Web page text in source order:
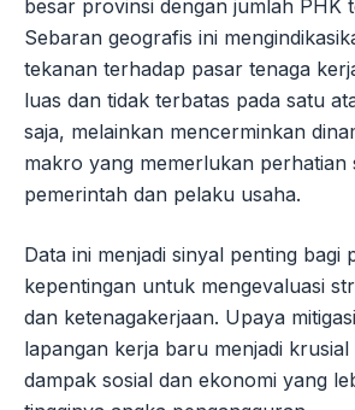
besar provinsi dengan jumlah PHK
Sebaran geografis ini
tekanan terhadap pasar tenaga
luas dan tidak terbatas pada satu
saja, melainkan mencerminkan
makro yang memerlukan perhatian
pemerintah dan pelaku usaha.
Data ini menjadi sinyal penting bagi
kepentingan untuk mengevaluasi
dan ketenagakerjaan. Upaya
lapangan kerja baru menjadi
dampak sosial dan ekonomi yang